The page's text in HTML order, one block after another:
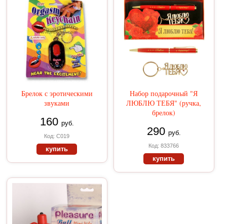
Брелок с эротическими
звуками
160 руб.
Код: С019
купить
Набор подарочный "Я
ЛЮБЛЮ ТЕБЯ" (ручка,
брелок)
290 руб.
Код: 833766
купить